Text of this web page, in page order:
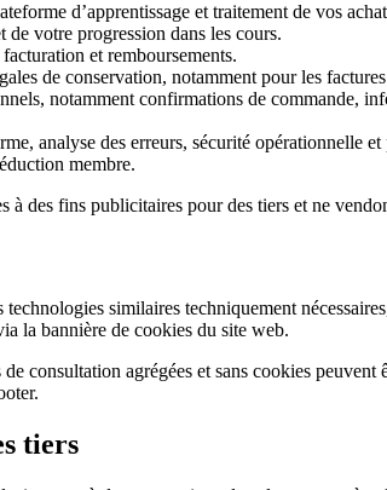
d’apprentissage et traitement de vos
de votre progression dans les cours.
et remboursements.
de conservation, notamment pour les
notamment confirmations de commande,
analyse des erreurs, sécurité opérationnelle et
membre.
à des fins publicitaires pour des tiers et ne
similaires techniquement
la bannière de cookies du site web.
de consultation agrégées et sans cookies
tiers